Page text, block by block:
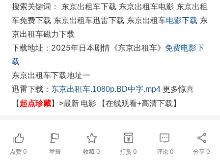
搜索关键词： 东京出租车下载 东京出租车电影 东京出租
车免费下载 东京出租车迅雷下载 东京出租车电影下载 东
京出租车磁力下载
下载地址：2025年日本剧情《东京出租车》 免费电影下
载
东京出租车下载地址一
迅雷下载： 东京出租车.1080p.BD中字.mp4 更多惊喜
【 起点珍藏】>最新 电影 【在线观看+高清下载】
点赞 0 举报 收藏0 打赏 0 评论 0 分享0